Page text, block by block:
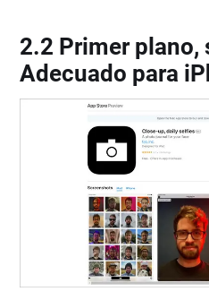
2.2 Primer plano,
Adecuado para